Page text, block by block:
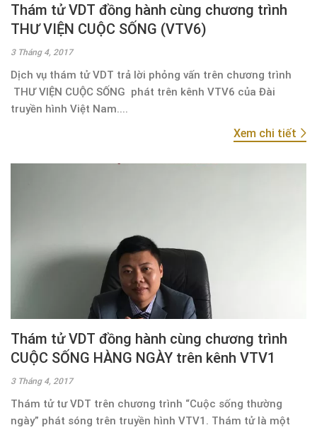
Thám tử VDT đồng hành cùng chương trình
THƯ VIỆN CUỘC SỐNG (VTV6)
3 Tháng 4, 2017
Dịch vụ thám tử VDT trả lời phỏng vấn trên chương trình
THƯ VIỆN CUỘC SỐNG phát trên kênh VTV6 của Đài
truyền hình Việt Nam....
Xem chi tiết
Thám tử VDT đồng hành cùng chương trình
CUỘC SỐNG HÀNG NGÀY trên kênh VTV1
3 Tháng 4, 2017
Thám tử tư VDT trên chương trình “Cuộc sống thường
ngày” phát sóng trên truyền hình VTV1. Thám tử là một